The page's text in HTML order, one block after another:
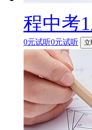
程中考
0元试听0元试听 立